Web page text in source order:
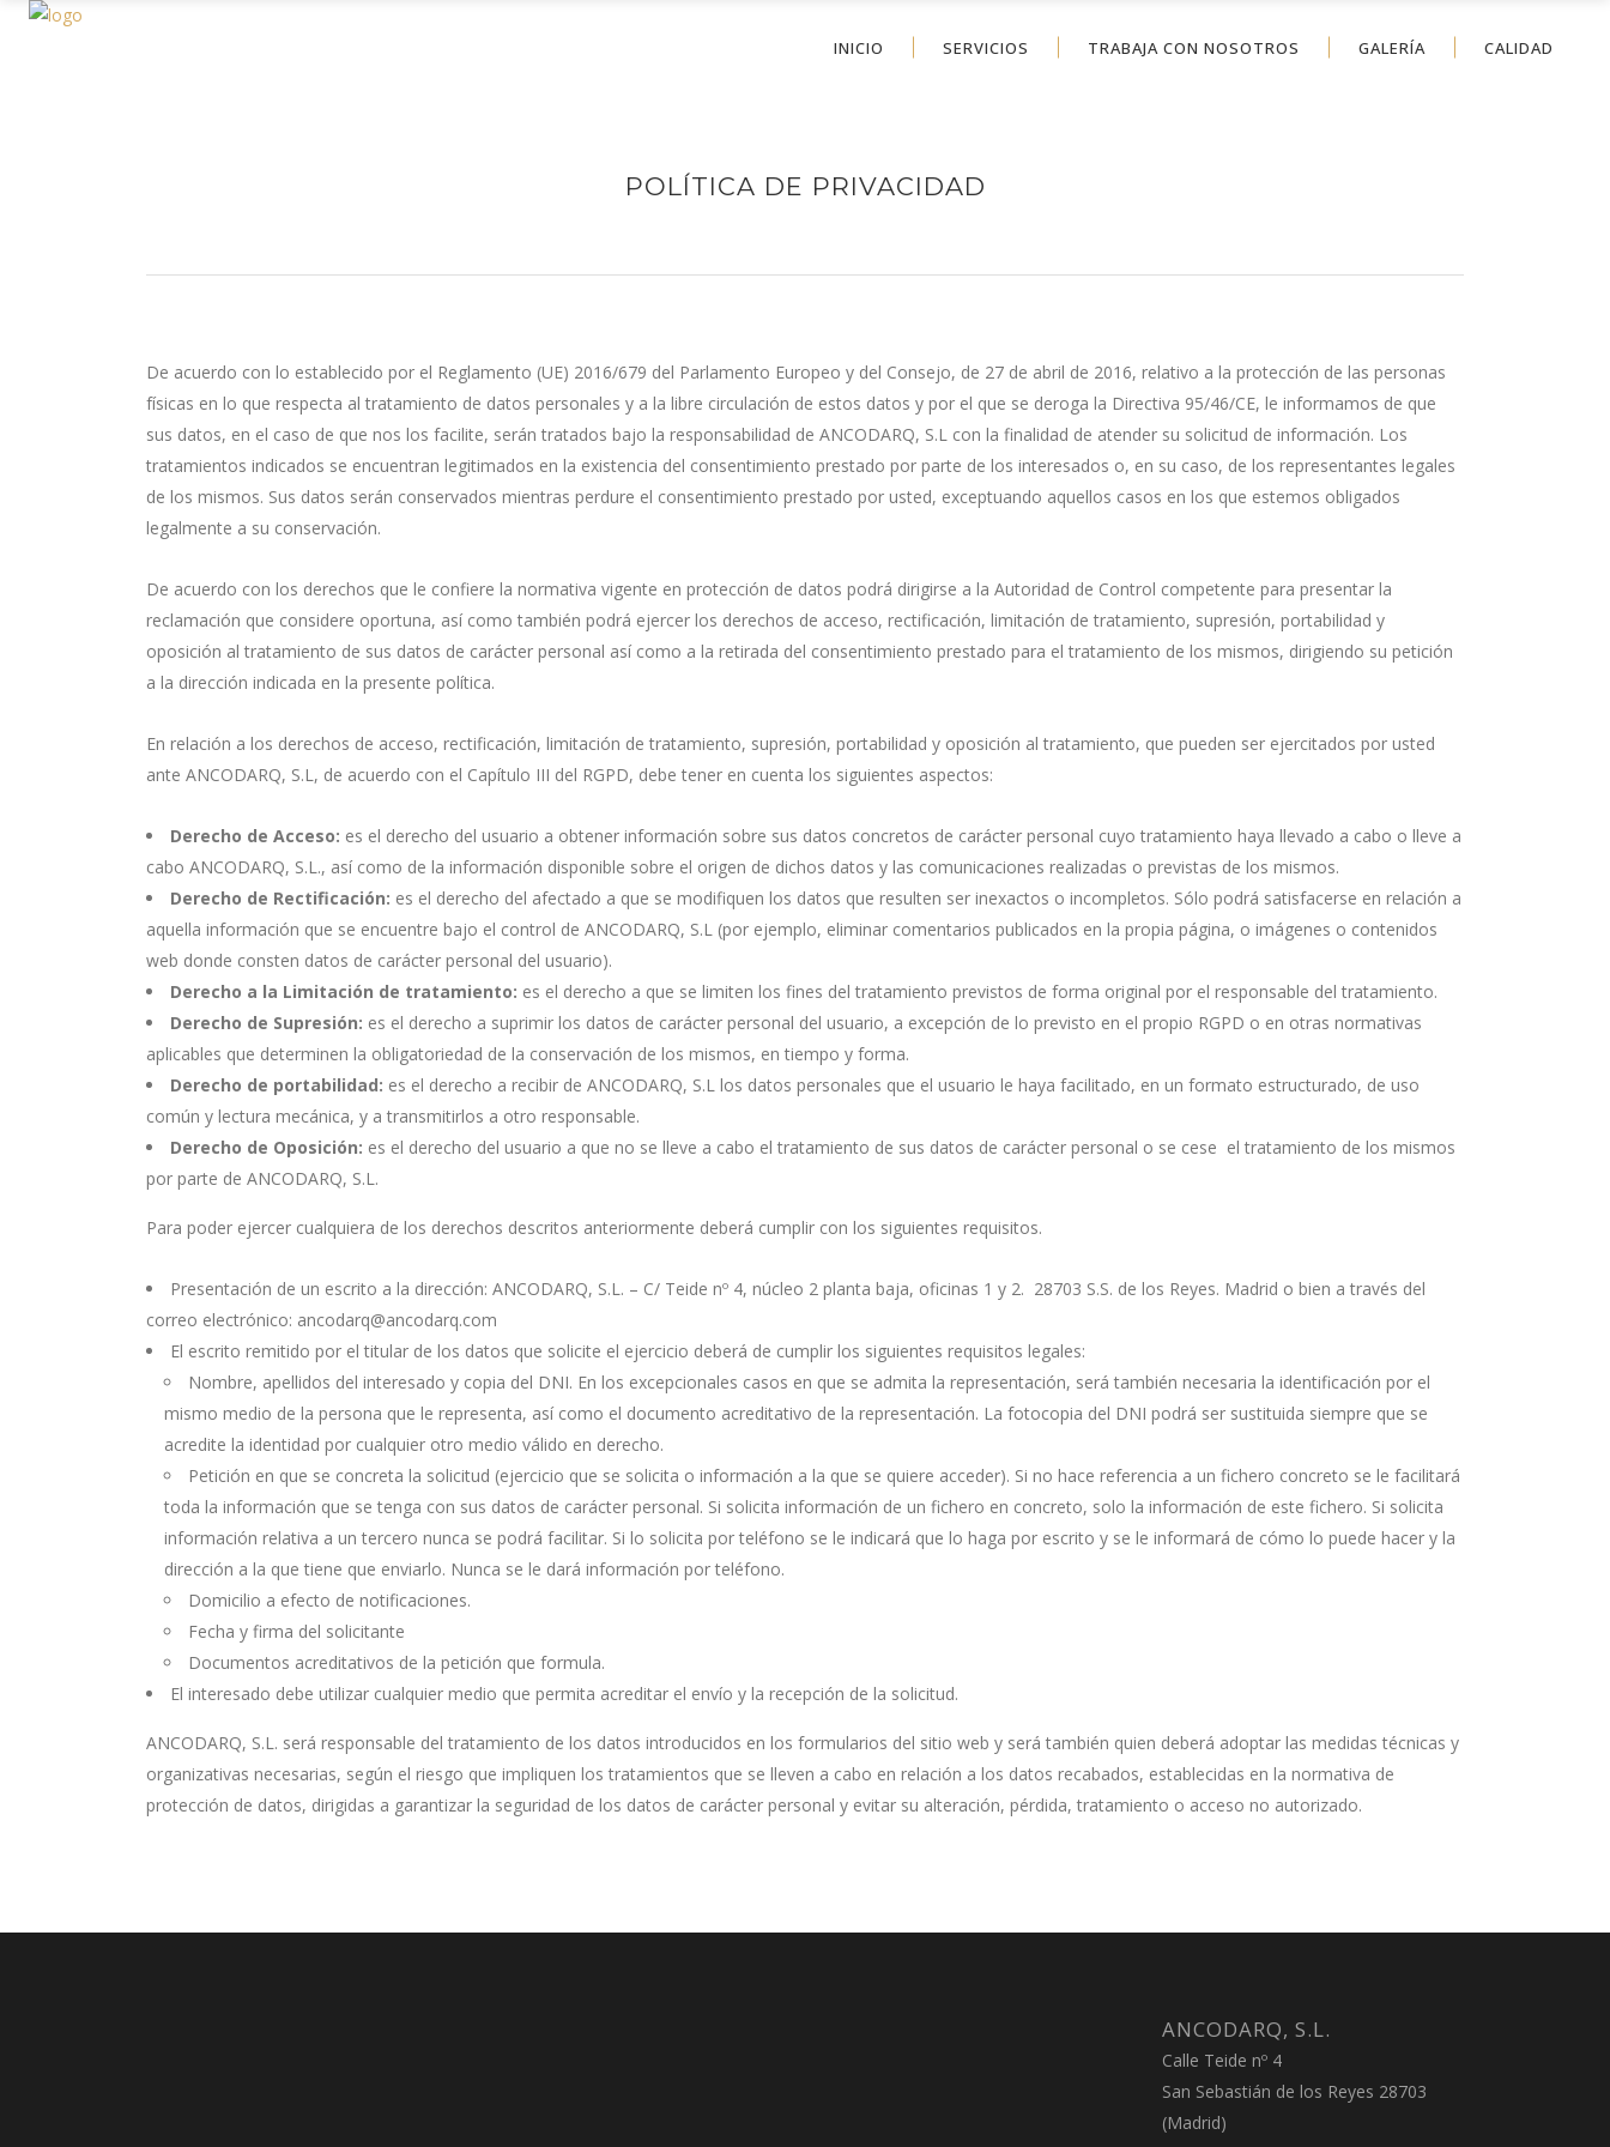
INICIO SERVICIOS TRABAJA CON NOSOTROS GALERÍA CALIDAD
POLÍTICA DE PRIVACIDAD
De acuerdo con lo establecido por el Reglamento (UE) 2016/679 del Parlamento Europeo y del Consejo, de 27 de abril de 2016, relativo a la protección de las personas
físicas en lo que respecta al tratamiento de datos personales y a la libre circulación de estos datos y por el que se deroga la Directiva 95/46/CE, le informamos de que
sus datos, en el caso de que nos los facilite, serán tratados bajo la responsabilidad de ANCODARQ, S.L con la finalidad de atender su solicitud de información. Los
tratamientos indicados se encuentran legitimados en la existencia del consentimiento prestado por parte de los interesados o, en su caso, de los representantes legales
de los mismos. Sus datos serán conservados mientras perdure el consentimiento prestado por usted, exceptuando aquellos casos en los que estemos obligados
legalmente a su conservación.
De acuerdo con los derechos que le confiere la normativa vigente en protección de datos podrá dirigirse a la Autoridad de Control competente para presentar la
reclamación que considere oportuna, así como también podrá ejercer los derechos de acceso, rectificación, limitación de tratamiento, supresión, portabilidad y
oposición al tratamiento de sus datos de carácter personal así como a la retirada del consentimiento prestado para el tratamiento de los mismos, dirigiendo su petición
a la dirección indicada en la presente política.
En relación a los derechos de acceso, rectificación, limitación de tratamiento, supresión, portabilidad y oposición al tratamiento, que pueden ser ejercitados por usted
ante ANCODARQ, S.L, de acuerdo con el Capítulo III del RGPD, debe tener en cuenta los siguientes aspectos:
Derecho de Acceso: es el derecho del usuario a obtener información sobre sus datos concretos de carácter personal cuyo tratamiento haya llevado a cabo o lleve a
cabo ANCODARQ, S.L., así como de la información disponible sobre el origen de dichos datos y las comunicaciones realizadas o previstas de los mismos.
Derecho de Rectificación: es el derecho del afectado a que se modifiquen los datos que resulten ser inexactos o incompletos. Sólo podrá satisfacerse en relación a
aquella información que se encuentre bajo el control de ANCODARQ, S.L (por ejemplo, eliminar comentarios publicados en la propia página, o imágenes o contenidos
web donde consten datos de carácter personal del usuario).
Derecho a la Limitación de tratamiento: es el derecho a que se limiten los fines del tratamiento previstos de forma original por el responsable del tratamiento.
Derecho de Supresión: es el derecho a suprimir los datos de carácter personal del usuario, a excepción de lo previsto en el propio RGPD o en otras normativas
aplicables que determinen la obligatoriedad de la conservación de los mismos, en tiempo y forma.
Derecho de portabilidad: es el derecho a recibir de ANCODARQ, S.L los datos personales que el usuario le haya facilitado, en un formato estructurado, de uso
común y lectura mecánica, y a transmitirlos a otro responsable.
Derecho de Oposición: es el derecho del usuario a que no se lleve a cabo el tratamiento de sus datos de carácter personal o se cese el tratamiento de los mismos
por parte de ANCODARQ, S.L.
Para poder ejercer cualquiera de los derechos descritos anteriormente deberá cumplir con los siguientes requisitos.
Presentación de un escrito a la dirección: ANCODARQ, S.L. – C/ Teide nº 4, núcleo 2 planta baja, oficinas 1 y 2. 28703 S.S. de los Reyes. Madrid o bien a través del
correo electrónico: ancodarq@ancodarq.com
El escrito remitido por el titular de los datos que solicite el ejercicio deberá de cumplir los siguientes requisitos legales:
Nombre, apellidos del interesado y copia del DNI. En los excepcionales casos en que se admita la representación, será también necesaria la identificación por el
mismo medio de la persona que le representa, así como el documento acreditativo de la representación. La fotocopia del DNI podrá ser sustituida siempre que se
acredite la identidad por cualquier otro medio válido en derecho.
Petición en que se concreta la solicitud (ejercicio que se solicita o información a la que se quiere acceder). Si no hace referencia a un fichero concreto se le facilitará
toda la información que se tenga con sus datos de carácter personal. Si solicita información de un fichero en concreto, solo la información de este fichero. Si solicita
información relativa a un tercero nunca se podrá facilitar. Si lo solicita por teléfono se le indicará que lo haga por escrito y se le informará de cómo lo puede hacer y la
dirección a la que tiene que enviarlo. Nunca se le dará información por teléfono.
Domicilio a efecto de notificaciones.
Fecha y firma del solicitante
Documentos acreditativos de la petición que formula.
El interesado debe utilizar cualquier medio que permita acreditar el envío y la recepción de la solicitud.
ANCODARQ, S.L. será responsable del tratamiento de los datos introducidos en los formularios del sitio web y será también quien deberá adoptar las medidas técnicas y
organizativas necesarias, según el riesgo que impliquen los tratamientos que se lleven a cabo en relación a los datos recabados, establecidas en la normativa de
protección de datos, dirigidas a garantizar la seguridad de los datos de carácter personal y evitar su alteración, pérdida, tratamiento o acceso no autorizado.
ANCODARQ, S.L.
Calle Teide nº 4
San Sebastián de los Reyes 28703
(Madrid)